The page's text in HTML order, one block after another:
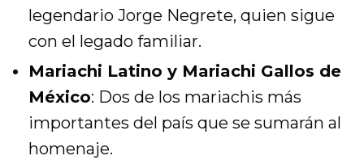
legendario Jorge Negrete, quien sigue
con el legado familiar.
Mariachi Latino y Mariachi Gallos de
México: Dos de los mariachis más
importantes del país que se sumarán al
homenaje.